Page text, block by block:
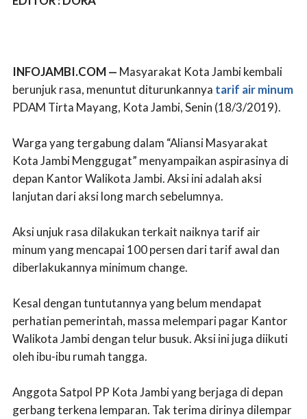
INFOJAMBI.COM — Masyarakat Kota Jambi kembali
berunjuk rasa, menuntut diturunkannya tarif air minum
PDAM Tirta Mayang, Kota Jambi, Senin (18/3/2019).
Warga yang tergabung dalam “Aliansi Masyarakat
Kota Jambi Menggugat” menyampaikan aspirasinya di
depan Kantor Walikota Jambi. Aksi ini adalah aksi
lanjutan dari aksi long march sebelumnya.
Aksi unjuk rasa dilakukan terkait naiknya tarif air
minum yang mencapai 100 persen dari tarif awal dan
diberlakukannya minimum change.
Kesal dengan tuntutannya yang belum mendapat
perhatian pemerintah, massa melempari pagar Kantor
Walikota Jambi dengan telur busuk. Aksi ini juga diikuti
oleh ibu-ibu rumah tangga.
Anggota Satpol PP Kota Jambi yang berjaga di depan
gerbang terkena lemparan. Tak terima dirinya dilempar